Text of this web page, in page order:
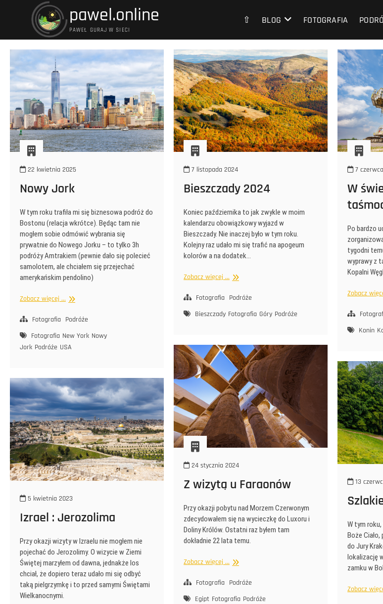
pawel.online
PAWEŁ GURAJ W SIECI
⇧ BLOG FOTOGRAFIA
22 kwietnia 2025
Nowy Jork
W tym roku trafiła mi się biznesowa podróż do
Bostonu (relacja wkrótce). Będąc tam nie
mogłem sobie odmówić wybrania się
prywatnie do Nowego Jorku – to tylko 3h
podróży Amtrakiem (pewnie dało się polecieć
samolotem, ale chciałem się przejechać
amerykańskim pendolino)
Zobacz więcej ... Nowy
Fotografia
Podróże
Fotografia New York Nowy
Jork Podróże USA
7 listopada 2024
Bieszczady 2024
Koniec października to jak zwykle w moim
kalendarzu obowiązkowy wyjazd w
Bieszczady. Nie inaczej było w tym roku.
Kolejny raz udało mi się trafić na apogeum
kolorów a na dodatek…
Zobacz więcej ... Bieszczady
Fotografia
Podróże
Bieszczady Fotografia Góry Podróże
7
W
Po bardzo
tygodni
wyprawy z
Kopalni
Zobacz
Konin
24 stycznia 2024
Z wizytą u Faraonów
Przy okazji pobytu nad Morzem Czerwonym
zdecydowałem się na wycieczkę do Luxoru i
Doliny Królów. Ostatni raz byłem tam
dokładnie 22 lata temu.
Zobacz więcej ...
u
Fotografia
Podróże
Egipt Fotografia Podróże
13
W tym
Boże
do Jury
lokalizację
zamku w
Zobacz
5 kwietnia 2023
Izrael : Jerozolima
Przy okazji wizyty w Izraelu nie mogłem nie
pojechać do Jerozolimy. O wizycie w Ziemi
Świętej marzyłem od dawna, jednakże los
chciał, że dopiero teraz udało mi się odbyć
taką pielgrzymkę i to przed samymi Świętami
Wielkanocnymi.